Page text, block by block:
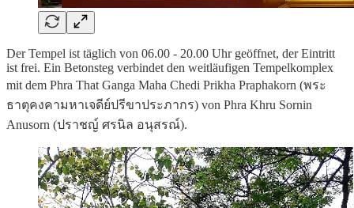
Der Tempel ist täglich von 06.00 - 20.00 Uhr geöffnet, der Eintritt
ist frei. Ein Betonsteg verbindet den weitläufigen Tempelkomplex
mit dem Phra That Ganga Maha Chedi Prikha Praphakorn (พระ
ธาตุคงคามหาเจดีย์ปรีขาประภากร) von Phra Khru Sornin
Anusorn (ปราชญ์ ศรนิล อนุสรณ์).